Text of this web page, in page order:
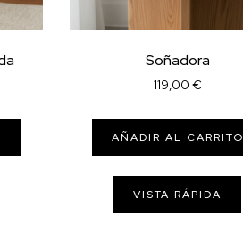
Soñadora
119,00 €
AÑADIR AL CARRITO
VISTA RÁPIDA